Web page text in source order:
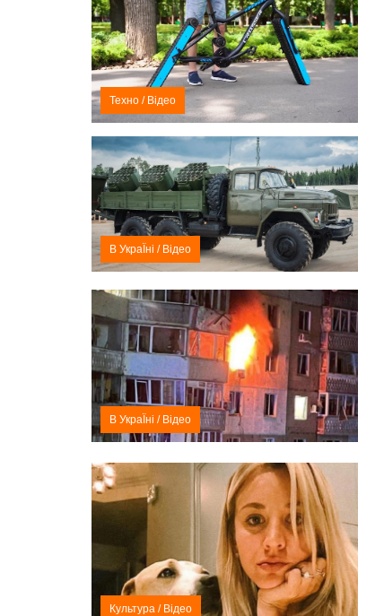
Техно / Відео
В УкраЇні / Відео
В УкраЇні / Відео
Культура / Відео